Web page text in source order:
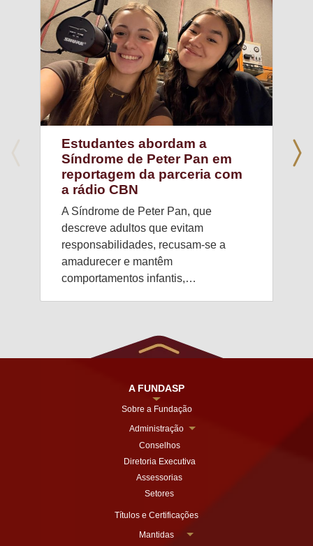
Estudantes abordam a
Síndrome de Peter Pan em
reportagem da parceria com
a rádio CBN
A Síndrome de Peter Pan, que
descreve adultos que evitam
responsabilidades, recusam-se a
amadurecer e mantêm
comportamentos infantis,…
A FUNDASP
Sobre a Fundação
Administração
Conselhos
Diretoria Executiva
Assessorias
Setores
Títulos e Certificações
Mantidas